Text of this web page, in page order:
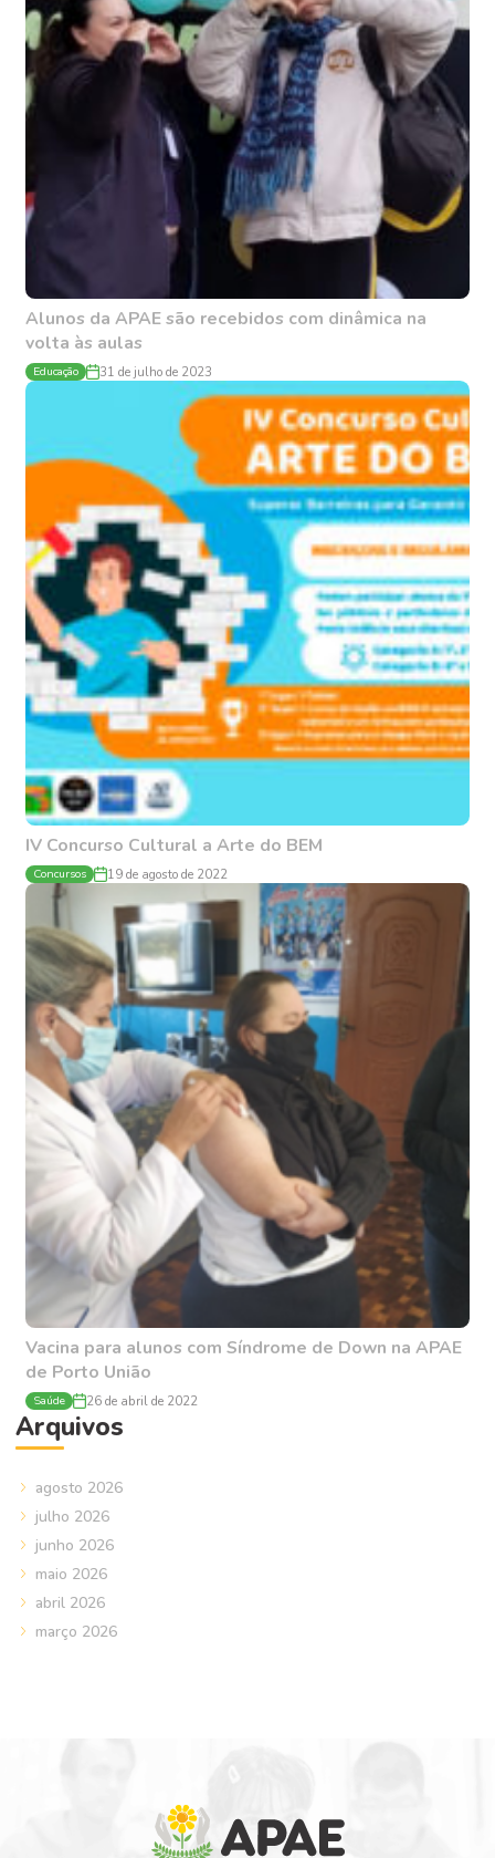
Alunos da APAE são recebidos com dinâmica na
volta às aulas
Educação 31 de julho de 2023
IV Concurso Cultural a Arte do BEM
Concursos 19 de agosto de 2022
Vacina para alunos com Síndrome de Down na APAE
de Porto União
Saúde 26 de abril de 2022
Arquivos
agosto 2026
julho 2026
junho 2026
maio 2026
abril 2026
março 2026